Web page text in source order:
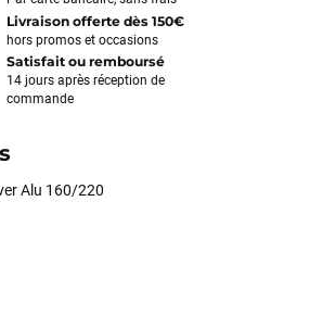
Livraison offerte dès 150€
hors promos et occasions
Satisfait ou remboursé
14 jours après réception de
commande
Alu 160/220